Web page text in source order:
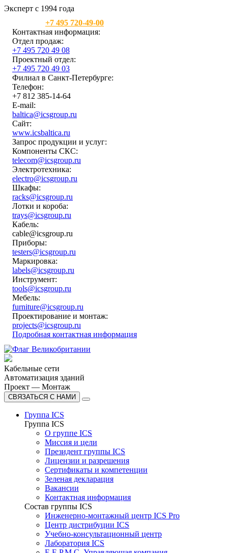
Эксперт с 1994 года
+7 495 720-49-00
Контактная информация:
Отдел продаж:
+7 495 720 49 08
Проектный отдел:
+7 495 720 49 03
Филиал в Санкт-Петербурге:
Телефон:
+7 812 385-14-64
E-mail:
baltica@icsgroup.ru
Сайт:
www.icsbaltica.ru
Запрос продукции и услуг:
Компоненты СКС:
telecom@icsgroup.ru
Электротехника:
electro@icsgroup.ru
Шкафы:
racks@icsgroup.ru
Лотки и короба:
trays@icsgroup.ru
Кабель:
cable@icsgroup.ru
Приборы:
testers@icsgroup.ru
Маркировка:
labels@icsgroup.ru
Инструмент:
tools@icsgroup.ru
Мебель:
furniture@icsgroup.ru
Проектирование и монтаж:
projects@icsgroup.ru
Подробная контактная информация
Кабельные сети
Автоматизация зданий
Проект — Монтаж
СВЯЗАТЬСЯ С НАМИ
Группа ICS
Группа ICS
О группе ICS
Миссия и цели
Президент группы ICS
Лицензии и разрешения
Сертификаты и компетенции
Зеленая декларация
Вакансии
Контактная информация
Состав группы ICS
Инженерно-монтажный центр ICS Pro
Центр дистрибуции ICS
Учебно-консультационный центр
Лаборатория ICS